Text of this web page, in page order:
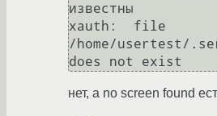
известны
xauth:  file
/home/usertest/
нет, а no screen found